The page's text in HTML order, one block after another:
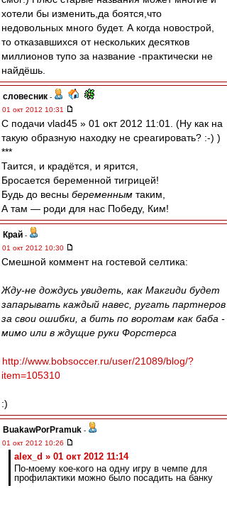
хотели бы изменить,да боятся,что
недовольных много будет. А когда новострой,
то отказавшихся от нескольких десятков
миллионов тупо за название -практически не
найдёшь.
словесник -
01 окт 2012 10:31
С подачи vlad45 » 01 окт 2012 11:01. (Ну как на
такую образную находку не среагировать? :-) )
***
Таится, и крадётся, и ярится,
Бросается беременной тигрицей!
Будь до весны беременным таким,
А там — роди для нас Победу, Ким!
Край -
01 окт 2012 10:30
Смешной коммент на гостевой селтика:
Жду-не дождусь увидеть, как Макгиди будет
запарывать каждый навес, ругать партнеров
за свои ошибки, а бить по воротам как баба -
мимо или в ждущие руки Форстерcа
http://www.bobsoccer.ru/user/21089/blog/?
item=105310
:)
BuakawPorPramuk -
01 окт 2012 10:26
alex_d » 01 окт 2012 11:14
По-моему кое-кого на одну игру в чемпе для
профилактики можно было посадить на банку